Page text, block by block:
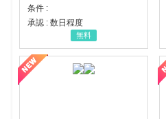
条件 :
承認 : 数日程度
無料